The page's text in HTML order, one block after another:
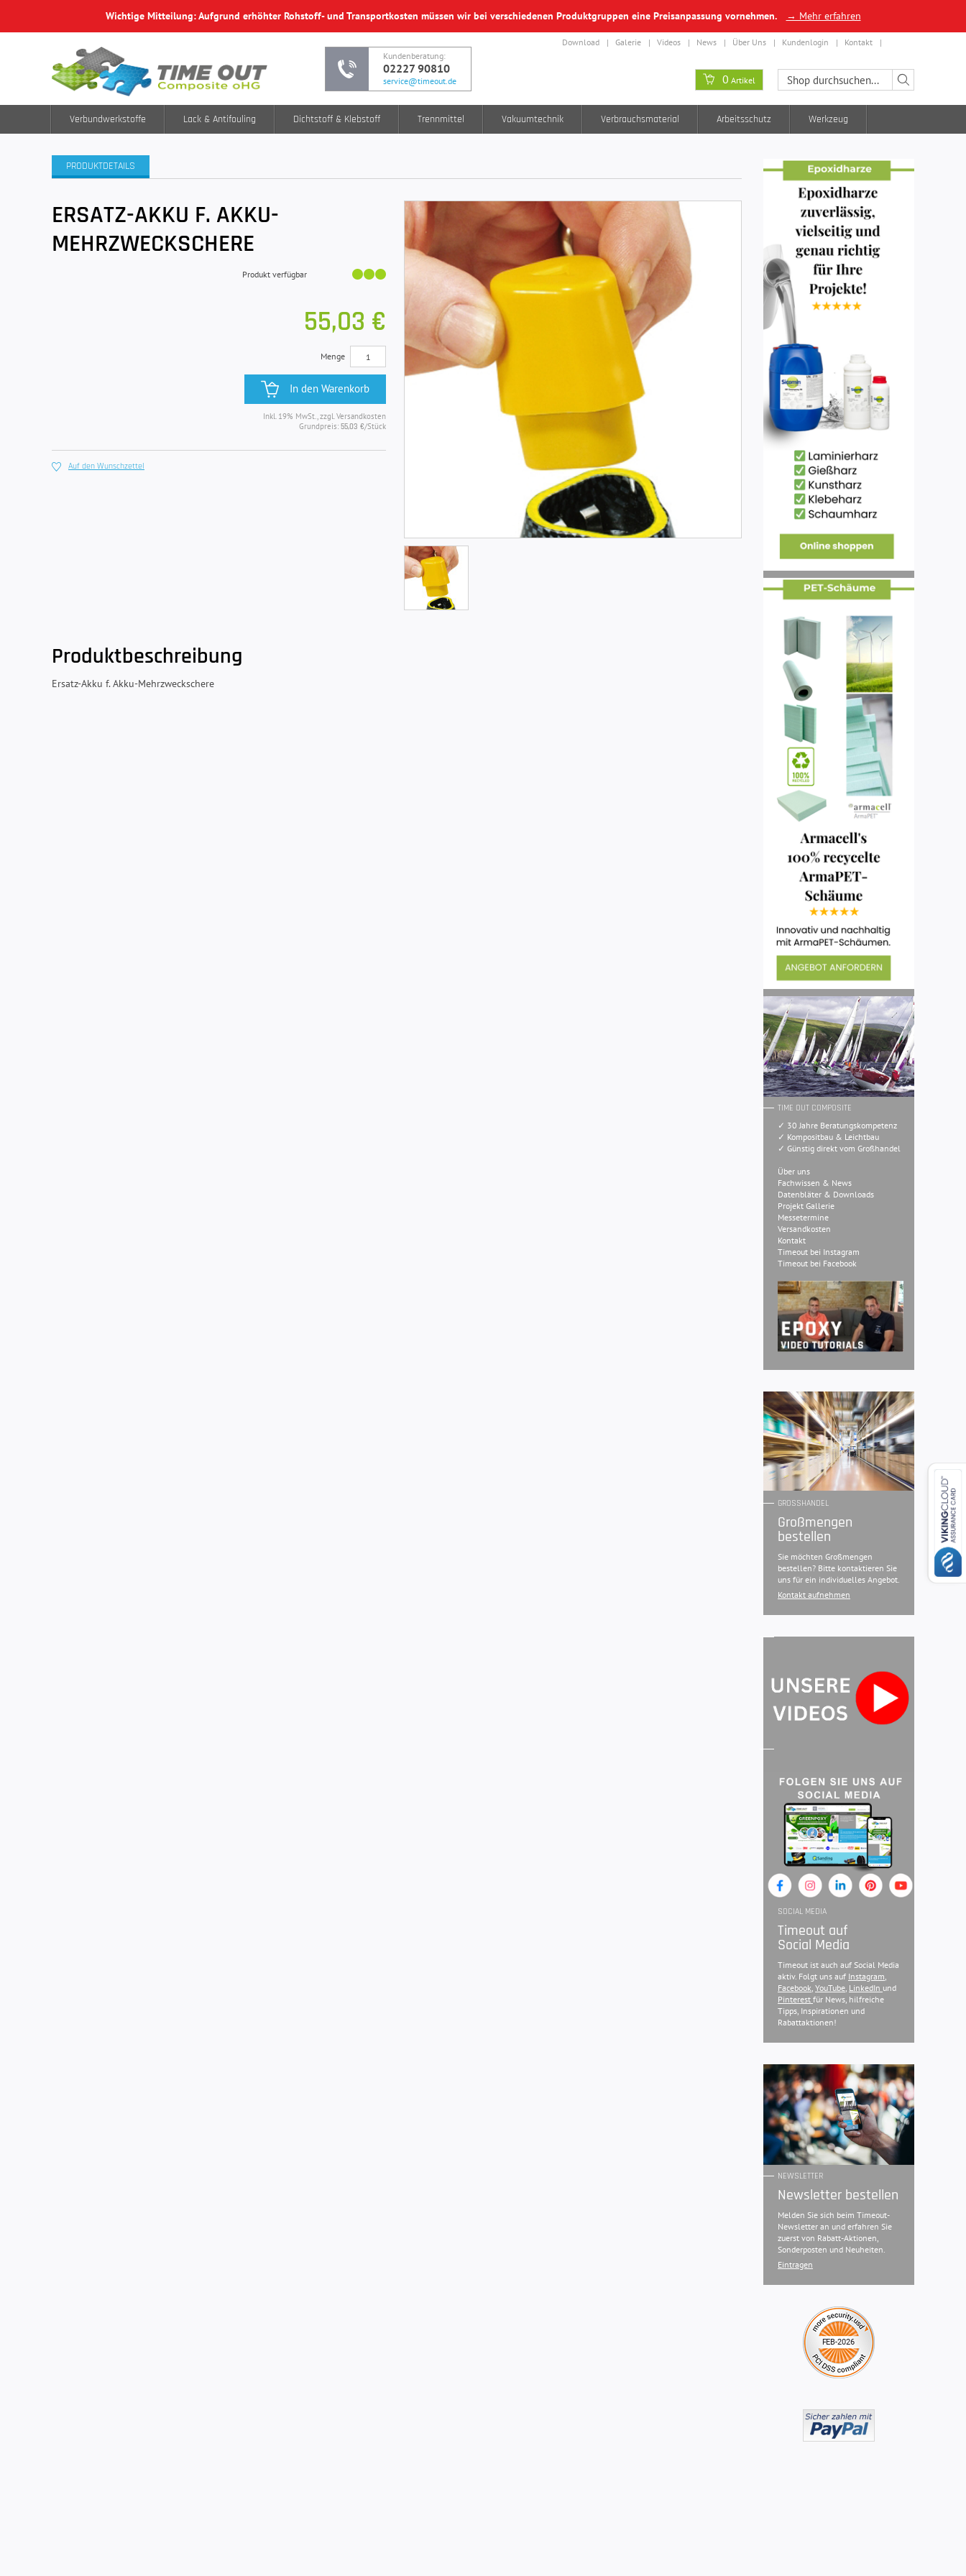
Wichtige Mitteilung: Aufgrund erhöhter Rohstoff- und Transportkosten müssen wir bei verschiedenen Produktgruppen eine Preisanpassung vornehmen. → Mehr erfahren
Kundenberatung:
02227 90810
service@timeout.de
Download Galerie Videos News Über Uns Kundenlogin Kontakt
0 Artikel
Verbundwerkstoffe Lack & Antifouling Dichtstoff & Klebstoff Trennmittel Vakuumtechnik Verbrauchsmaterial Arbeitsschutz Werkzeug
PRODUKTDETAILS
ERSATZ-AKKU F. AKKU-
MEHRZWECKSCHERE
Produkt verfügbar
55,03 €
Menge
In den Warenkorb
Inkl. 19% MwSt., zzgl. Versandkosten
Grundpreis: 55,03 €/Stück
Auf den Wunschzettel
Produktbeschreibung
Ersatz-Akku f. Akku-Mehrzweckschere
TIME OUT COMPOSITE
✓ 30 Jahre Beratungskompetenz
✓ Kompositbau & Leichtbau
✓ Günstig direkt vom Großhandel
Über uns
Fachwissen & News
Datenbläter & Downloads
Projekt Gallerie
Messetermine
Versandkosten
Kontakt
Timeout bei Instagram
Timeout bei Facebook
GROSSHANDEL
Großmengen
bestellen
Sie möchten Großmengen
bestellen? Bitte kontaktieren Sie
uns für ein individuelles Angebot.
Kontakt aufnehmen
SOCIAL MEDIA
Timeout auf
Social Media
Timeout ist auch auf Social Media
aktiv. Folgt uns auf Instagram,
Facebook, YouTube, LinkedIn und
Pinterest für News, hilfreiche
Tipps, Inspirationen und
Rabattaktionen!
NEWSLETTER
Newsletter bestellen
Melden Sie sich beim Timeout-
Newsletter an und erfahren Sie
zuerst von Rabatt-Aktionen,
Sonderposten und Neuheiten.
Eintragen